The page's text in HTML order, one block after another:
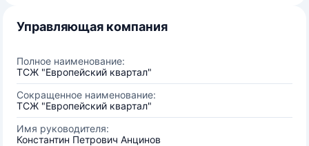
Управляющая компания
Полное наименование:
ТСЖ "Европейский квартал"
Сокращенное наименование:
ТСЖ "Европейский квартал"
Имя руководителя:
Константин Петрович Анцинов